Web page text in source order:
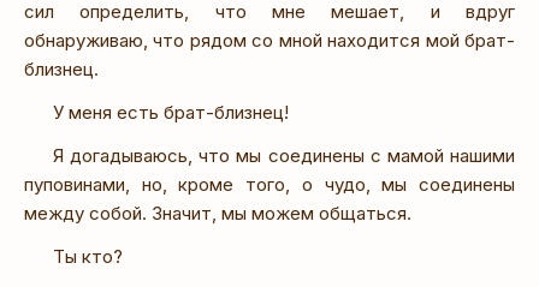
сил определить, что мне мешает, и вдруг
обнаруживаю, что рядом со мной находится мой брат-
близнец.
У меня есть брат-близнец!
Я догадываюсь, что мы соединены с мамой нашими
пуповинами, но, кроме того, о чудо, мы соединены
между собой. Значит, мы можем общаться.
Ты кто?